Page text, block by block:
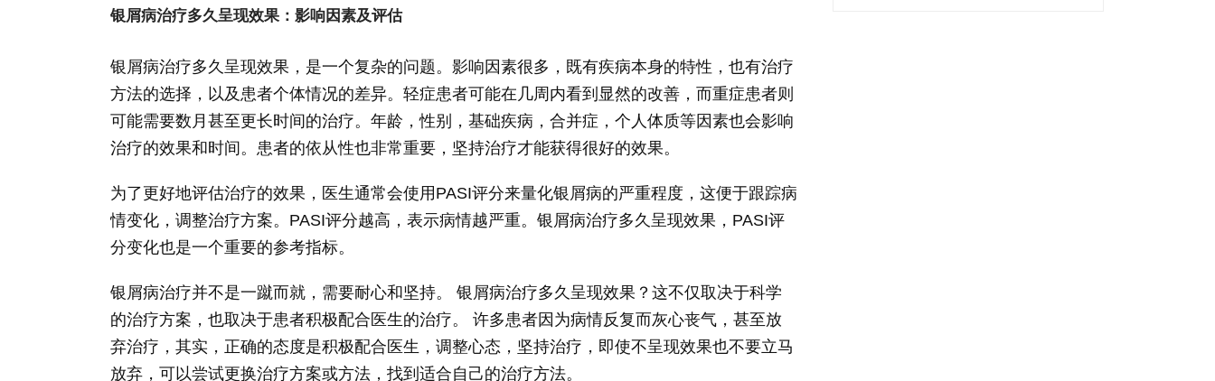
银屑病治疗多久呈现效果：影响因素及评估
银屑病治疗多久呈现效果，是一个复杂的问题。影响因素很多，既有疾病本身的特性，也有治疗
方法的选择，以及患者个体情况的差异。轻症患者可能在几周内看到显然的改善，而重症患者则
可能需要数月甚至更长时间的治疗。年龄，性别，基础疾病，合并症，个人体质等因素也会影响
治疗的效果和时间。患者的依从性也非常重要，坚持治疗才能获得很好的效果。
为了更好地评估治疗的效果，医生通常会使用PASI评分来量化银屑病的严重程度，这便于跟踪病
情变化，调整治疗方案。PASI评分越高，表示病情越严重。银屑病治疗多久呈现效果，PASI评
分变化也是一个重要的参考指标。
银屑病治疗并不是一蹴而就，需要耐心和坚持。 银屑病治疗多久呈现效果？这不仅取决于科学
的治疗方案，也取决于患者积极配合医生的治疗。 许多患者因为病情反复而灰心丧气，甚至放
弃治疗，其实，正确的态度是积极配合医生，调整心态，坚持治疗，即使不呈现效果也不要立马
放弃，可以尝试更换治疗方案或方法，找到适合自己的治疗方法。